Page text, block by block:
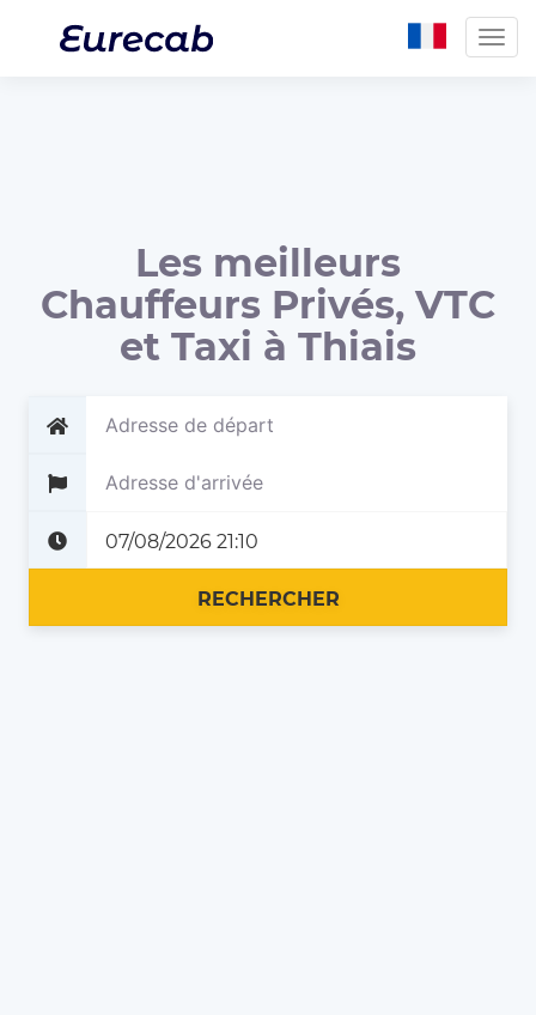
Les meilleurs
Chauffeurs Privés, VTC
et Taxi à Thiais
RECHERCHER